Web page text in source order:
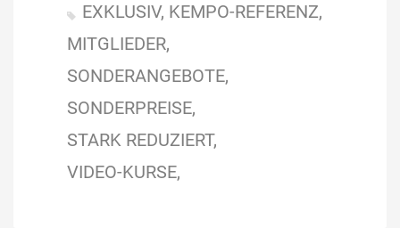
EXKLUSIV KEMPO-REFERENZ
MITGLIEDER
SONDERANGEBOTE
SONDERPREISE
STARK REDUZIERT
VIDEO-KURSE